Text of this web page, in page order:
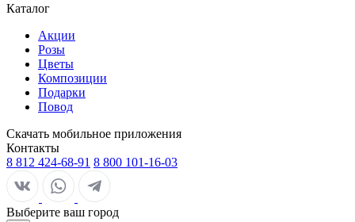
Каталог
Акции
Розы
Цветы
Композиции
Подарки
Повод
Скачать мобильное приложения
Контакты
8 812 424-68-91 8 800 101-16-03
Выберите ваш город